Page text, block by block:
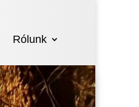
Rólunk